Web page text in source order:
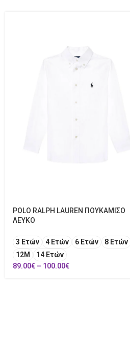
POLO RALPH LAUREN ΠΟΥΚΑΜΙΣΟ
ΛΕΥΚΟ
3 Ετών 4 Ετών 6 Ετών
8 Ετών
12Μ
14 Ετών
89.00€ – 100.00€